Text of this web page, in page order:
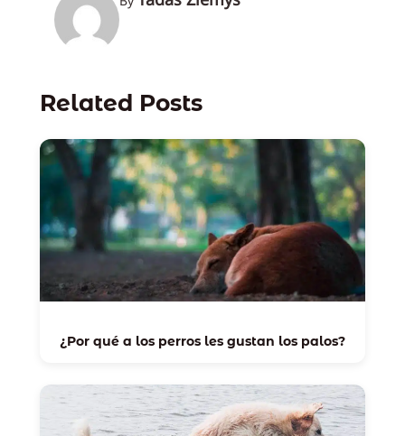
Related Posts
¿Por qué a los perros les gustan los palos?